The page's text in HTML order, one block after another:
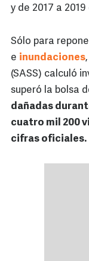
y de 2017 a
Sólo para
e inundaciones
(SASS) calculó
superó la bolsa
dañadas
cuatro mil 200
cifras oficiales.